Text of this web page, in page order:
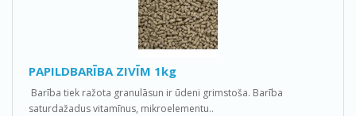
PAPILDBARĪBA ZIVĪM 1kg
Barība tiek ražota granulāsun ir ūdeni grimstoša. Barība
saturdažadus vitamīnus, mikroelementu..